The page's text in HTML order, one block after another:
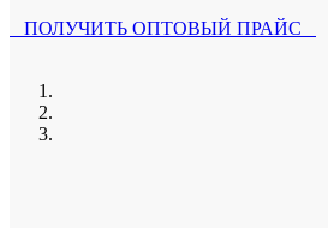
ПОЛУЧИТЬ ОПТОВЫЙ ПРАЙС